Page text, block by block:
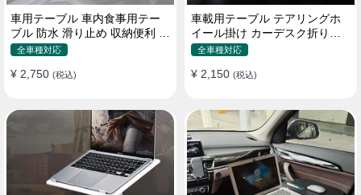
車用テーブル 車内食事用テー
ブル 防水 滑り止め 収納便利 多
機能ラップトップバッグ
全車種対応
¥ 2,750 (税込)
車載用テーブル テアリングホ
イール掛け カーデスク折りた
たみ式 パソコン 食事 物置
全車種対応
¥ 2,150 (税込)